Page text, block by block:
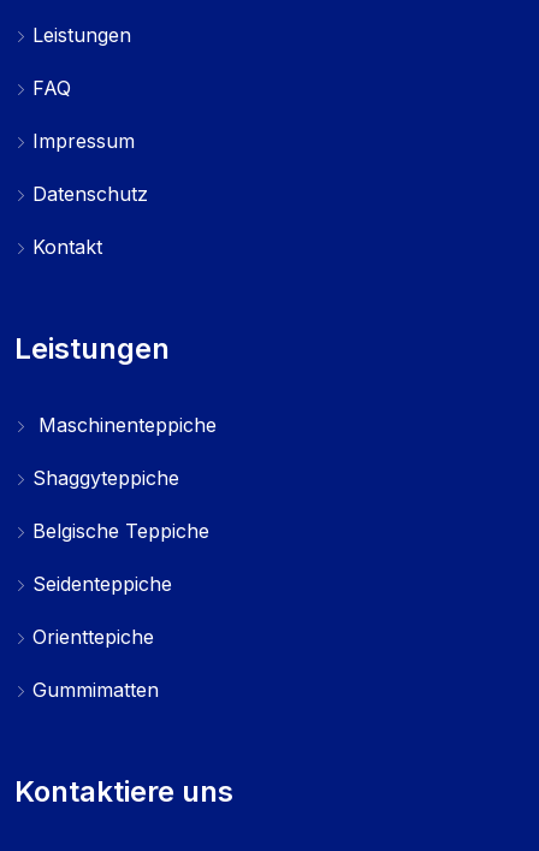
Leistungen
FAQ
Impressum
Datenschutz
Kontakt
Leistungen
Maschinenteppiche
Shaggyteppiche
Belgische Teppiche
Seidenteppiche
Orienttepiche
Gummimatten
Kontaktiere uns